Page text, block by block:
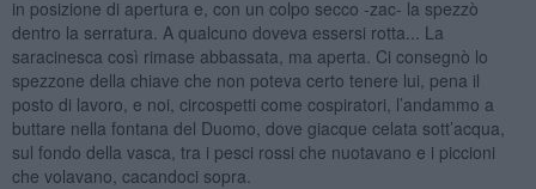
in posizione di apertura e, con un colpo secco -zac- la spezzò
dentro la serratura. A qualcuno doveva essersi rotta... La
saracinesca così rimase abbassata, ma aperta. Ci consegnò lo
spezzone della chiave che non poteva certo tenere lui, pena il
posto di lavoro, e noi, circospetti come cospiratori, l’andammo a
buttare nella fontana del Duomo, dove giacque celata sott’acqua,
sul fondo della vasca, tra i pesci rossi che nuotavano e i piccioni
che volavano, cacandoci sopra.